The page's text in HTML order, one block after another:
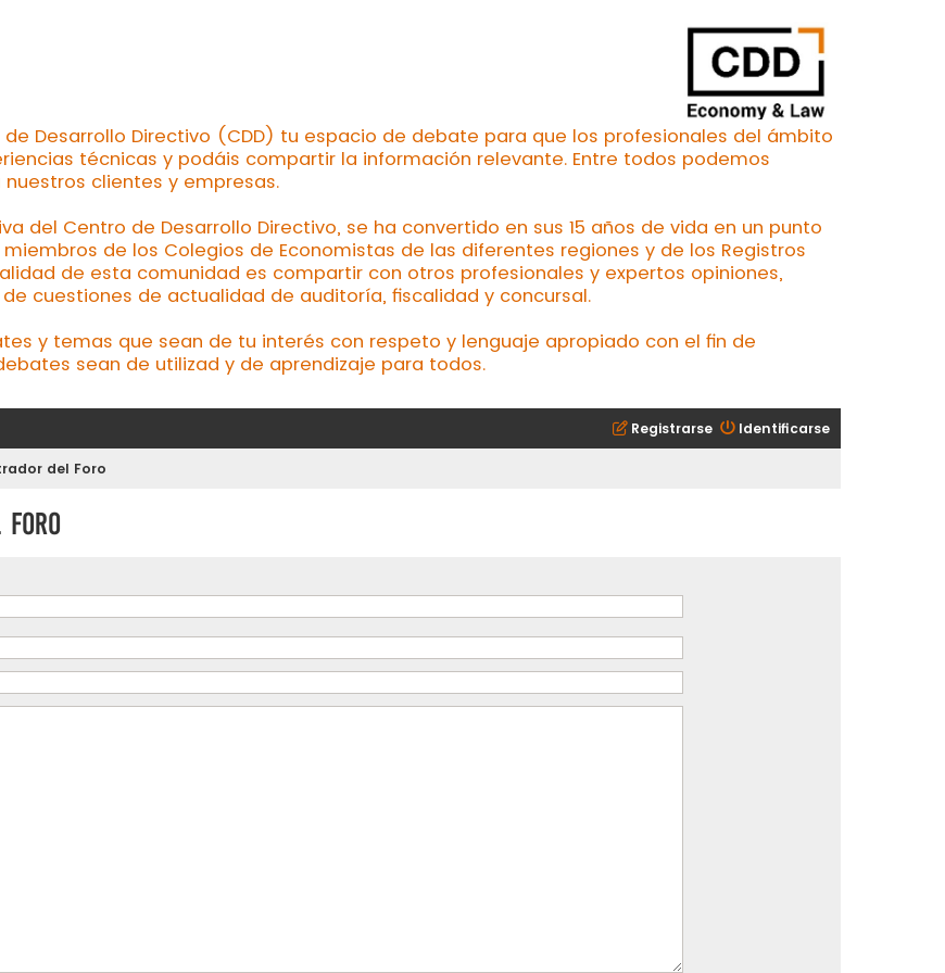
de Desarrollo Directivo (CDD) tu espacio de debate para que los profesionales del ámbito
técnicas y podáis compartir la información relevante. Entre todos podemos
clientes y empresas.
del Centro de Desarrollo Directivo, se ha convertido en sus 15 años de vida en un punto
de los Colegios de Economistas de las diferentes regiones y de los Registros
de esta comunidad es compartir con otros profesionales y expertos opiniones,
cuestiones de actualidad de auditoría, fiscalidad y concursal.
y temas que sean de tu interés con respeto y lenguaje apropiado con el fin de
sean de utilizad y de aprendizaje para todos.
Identificarse
Registrarse
del Foro